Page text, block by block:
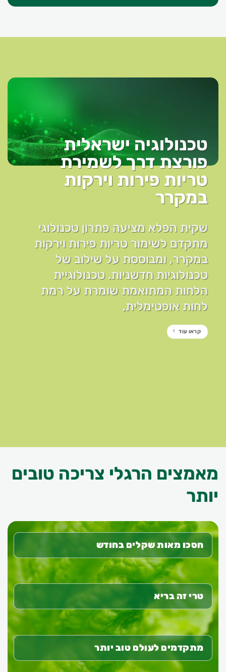
טכנולוגיה ישראלית
פורצת דרך לשמירת
טריות פירות וירקות
במקרר
שקית הפלא מציעה פתרון טכנולוגי
מתקדם לשימור טריות פירות וירקות
במקרר, ומבוססת על שילוב של
טכנולוגיות חדשניות. טכנולוגיית
הלחות המתואמת שומרת על רמת
לחות אופטימלית,
קראו עוד
מאמצים הרגלי צריכה טובים
יותר
חסכו מאות שקלים בחודש
טרי זה בריא
מתקדמים לעולם טוב יותר